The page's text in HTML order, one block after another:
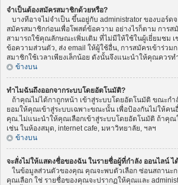
จำเป็นต้องสมัครสมาชิกด้วยหรือ?
บางทีอาจไม่จำเป็น ขึ้นอยู่กับ administrator ของบอร์ด
สมัครสมาชิกก่อนเพื่อโพสต์ข้อความ อย่างไรก็ตาม การ
สามารถใช้คุณลักษณะเพิ่มเติม ที่ไม่มีให้ใช้ในผู้เยี่ยมชม เ
ข้อความส่วนตัว, ส่ง email ให้ผู้ใช้อื่น, การสมัครเข้าร่วม
สมาชิกใช้เวลาเพียงเล็กน้อย ดังนั้นจึงแนะนำให้คุณควร
ข้างบน
ทำไมฉันถึงออกจากระบบโดยอัตโนมัติ?
ถ้าคุณไม่ได้กาถูกหน้า เข้าสู่ระบบโดยอัตโนมัติ ขณะกำ
ยอมให้คุณเข้าสู่ระบบเฉพาะขณะนั้น เพื่อป้องกันไม่ให้ค
คุณ.ไม่แนะนำให้คุณเลือกเข้าสู่ระบบโดยอัตโนมัติ ถ้าคุณ
เช่น ในห้องสมุด, internet cafe, มหาวิทยาลัย, ฯลฯ
ข้างบน
จะสั่งไม่ให้แสดงชื่อของฉัน ในรายชื่อผู้ที่กำลัง ออนไลน์ ไ
ในข้อมูลส่วนตัวของคุณ คุณจะพบตัวเลือก ซ่อนสถานะ
คุณเลือก ใช่ รายชื่อของคุณจะปรากฏให้คุณและ